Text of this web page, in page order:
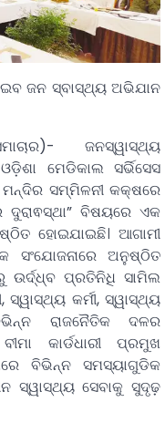
ଜନ ସ୍ବାସ୍ଥ୍ୟ ଅଭିଯାନ
ଜନସ୍ୱାସ୍ଥ୍ୟ
ମେଡିକାଲ ସର୍ଭିସେସ
ସମ୍ମିଳନୀ କକ୍ଷରେ
ବିଷୟରେ ଏକ
ହୋଇଯାଇଛି। ଆଗାମୀ
ସଂଯୋଜନାରେ ଅନୁଷ୍ଠିତ
ଉର୍ଦ୍ଧ୍ବ ପ୍ରତିନିଧି ସାମିଲ
କର୍ମୀ, ସ୍ୱାସ୍ଥ୍ୟ
ରାଜନୈତିକ ଦଳର
କାର୍ଡଧାରୀ ପ୍ରମୁଖ
ବିଭିନ୍ନ ସମସ୍ୟାଗୁଡିକ
ସ୍ୱାସ୍ଥ୍ୟ ସେବାକୁ ସୁଦୃଢ଼